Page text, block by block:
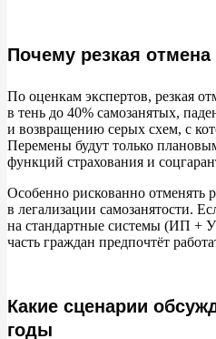
Почему резкая
По оценкам экспертов, резкая
в тень до 40% самозанятых,
и возвращению серых схем, с
Перемены будут только
функций страхования и
Особенно рискованно отменять
в легализации самозанятости.
на стандартные системы (ИП +
часть граждан предпочтёт
Какие сценарии
годы